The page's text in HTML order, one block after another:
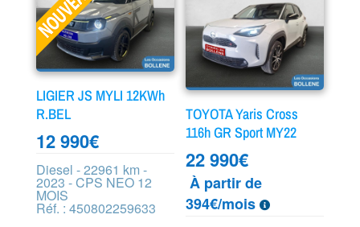
LIGIER JS MYLI 12KWh
R.BEL
12 990€
Diesel - 22961 km -
2023 - CPS NEO 12
MOIS
Réf. : 450802259633
TOYOTA Yaris Cross
116h GR Sport MY22
22 990€
À partir de
394€/mois